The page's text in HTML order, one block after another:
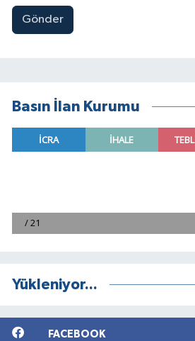
Gönder
Basın İlan Kurumu
Yükleniyor...
FACEBOOK